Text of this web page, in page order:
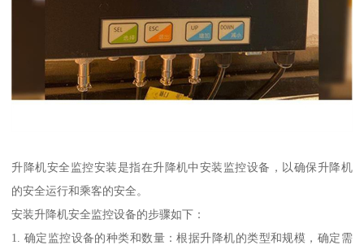
升降机安全监控安装是指在升降机中安装监控设备，以确保升降机
的安全运行和乘客的安全。
安装升降机安全监控设备的步骤如下：
1. 确定监控设备的种类和数量：根据升降机的类型和规模，确定需